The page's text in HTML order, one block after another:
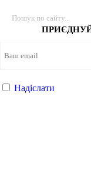
Надіслати